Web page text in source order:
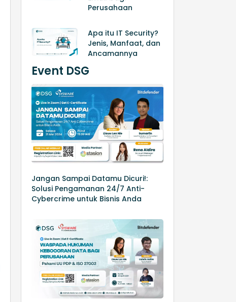
Perusahaan
Apa itu IT Security?
Jenis, Manfaat, dan
Ancamannya
Event DSG
Jangan Sampai Datamu Dicuri!:
Solusi Pengamanan 24/7 Anti-
Cybercrime untuk Bisnis Anda